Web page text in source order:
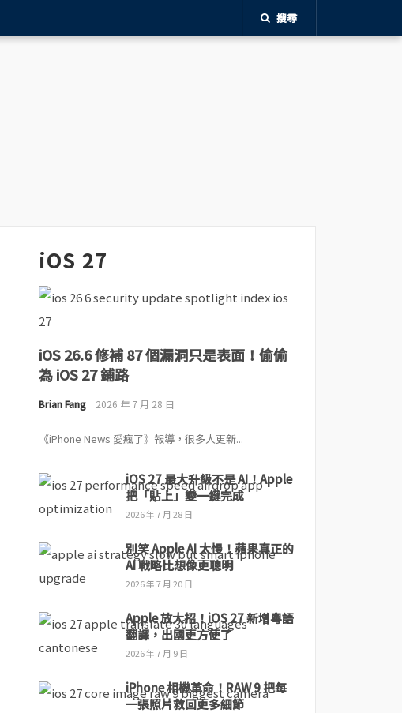
搜尋
iOS 27
iOS 26.6 修補 87 個漏洞只是表面！偷偷
為 iOS 27 鋪路
Brian Fang 2026 年 7 月 28 日
《iPhone News 愛瘋了》報導，很多人更新...
iOS 27 最大升級不是 AI！Apple
把「貼上」變一鍵完成
2026 年 7 月 28 日
別笑 Apple AI 太慢！蘋果真正的
AI 戰略比想像更聰明
2026 年 7 月 20 日
Apple 放大招！iOS 27 新增粵語
翻譯，出國更方便了
2026 年 7 月 9 日
iPhone 相機革命！RAW 9 把每
一張照片救回更多細節